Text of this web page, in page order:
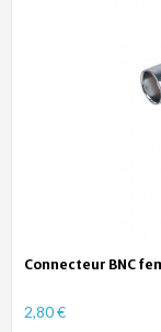
Connecteur BNC
2,80 €